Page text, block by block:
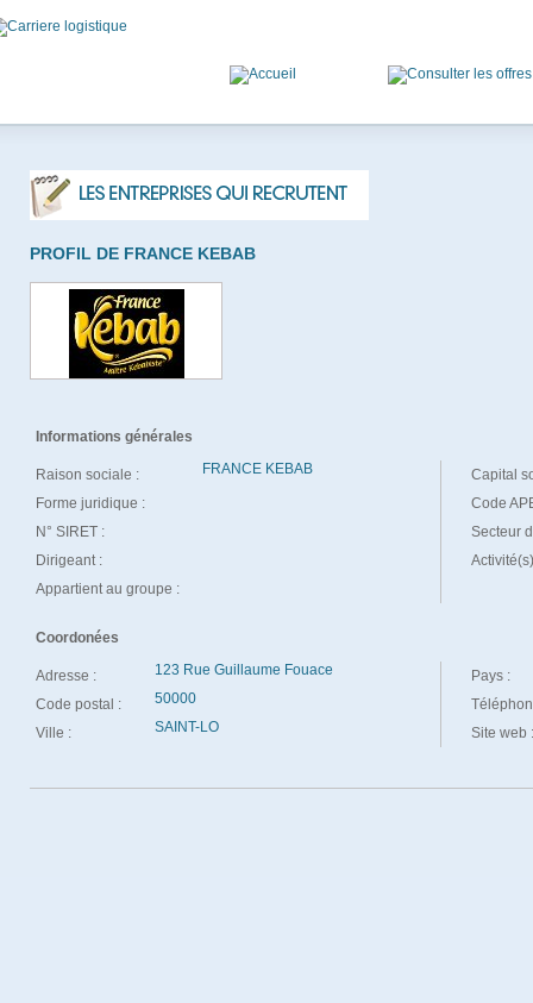
PROFIL DE FRANCE KEBAB
Informations générales
Raison sociale : FRANCE KEBAB
Forme juridique :
N° SIRET :
Dirigeant :
Appartient au groupe :
Capital
Code
Secteur
Coordonées
Adresse : 123 Rue Guillaume Fouace
Code postal : 50000
Ville : SAINT-LO
Pays :
Site web :